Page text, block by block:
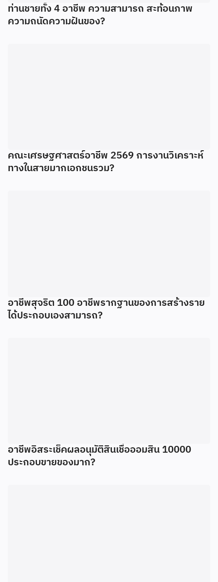
ท่านชายทั้ง 4 อาชีพ ความสามารถ สะท้อนภาพ
ความถนัดความฝันของ?
คณะเศรษฐศาสตร์อาชีพ 2569 การงานวิเคราะห์
ทางในสายมากเอกชนรวม?
อาชีพสุจริต 100 อาชีพรากฐานของการสร้างราย
ได้ประกอบเองสามารถ?
อาชีพอิสระเช็คผลอนุมัติสินเชื่อออมสิน 10000
ประกอบขายของมาก?